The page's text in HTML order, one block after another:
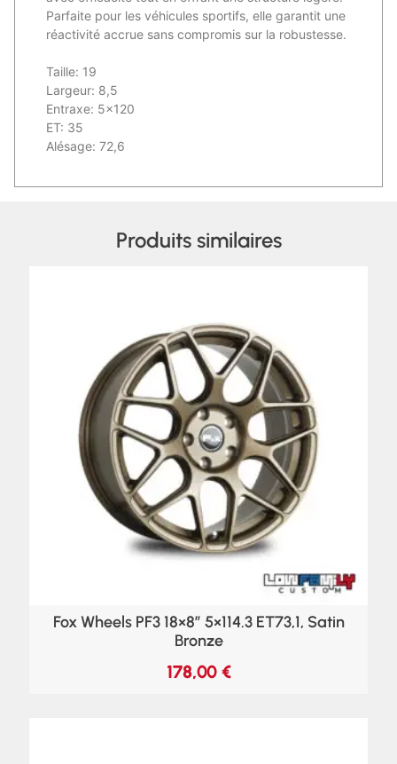
Parfaite pour les véhicules sportifs, elle garantit une
réactivité accrue sans compromis sur la robustesse.
Taille: 19
Largeur: 8,5
Entraxe: 5×120
ET: 35
Alésage: 72,6
Produits similaires
Fox Wheels PF3 18×8″ 5×114.3 ET73,1, Satin
Bronze
178,00 €